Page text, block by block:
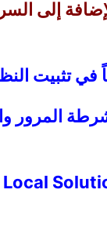
تثبيت